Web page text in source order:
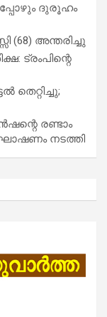
ദുരൂഹം
(68) അന്തരിച്ചു
ട്രംപിന്റെ
രണ്ടാം
നടത്തി